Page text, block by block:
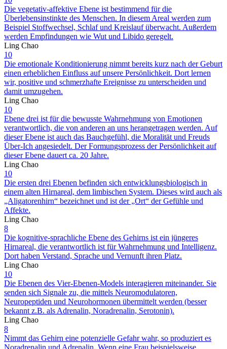
Die vegetativ-affektive Ebene ist bestimmend für die
Überlebensinstinkte des Menschen. In diesem Areal werden zum
Beispiel Stoffwechsel, Schlaf und Kreislauf überwacht. Außerdem
werden Empfindungen wie Wut und Libido geregelt.
Ling Chao
10
Die emotionale Konditionierung nimmt bereits kurz nach der Geburt
einen erheblichen Einfluss auf unsere Persönlichkeit. Dort lernen
wir, positive und schmerzhafte Ereignisse zu unterscheiden und
damit umzugehen.
Ling Chao
10
Ebene drei ist für die bewusste Wahrnehmung von Emotionen
verantwortlich, die von anderen an uns herangetragen werden. Auf
dieser Ebene ist auch das Bauchgefühl, die Moralität und Freuds
Über-Ich angesiedelt. Der Formungsprozess der Persönlichkeit auf
dieser Ebene dauert ca. 20 Jahre.
Ling Chao
10
Die ersten drei Ebenen befinden sich entwicklungsbiologisch in
einem alten Hirnareal, dem limbischen System. Dieses wird auch als
„Aligatorenhirn“ bezeichnet und ist der „Ort“ der Gefühle und
Affekte.
Ling Chao
8
Die kognitive-sprachliche Ebene des Gehirns ist ein jüngeres
Hirnareal, die verantwortlich ist für Wahrnehmung und Intelligenz.
Dort haben Verstand, Sprache und Vernunft ihren Platz.
Ling Chao
10
Die Ebenen des Vier-Ebenen-Models interagieren miteinander. Sie
senden sich Signale zu, die mittels Neuromodulatoren,
Neuropeptiden und Neurohormonen übermittelt werden (besser
bekannt z.B. als Adrenalin, Noradrenalin, Serotonin).
Ling Chao
8
Nimmt das Gehirn eine potenzielle Gefahr wahr, so produziert es
Noradrenalin und Adrenalin. Wenn eine Frau beispielsweise